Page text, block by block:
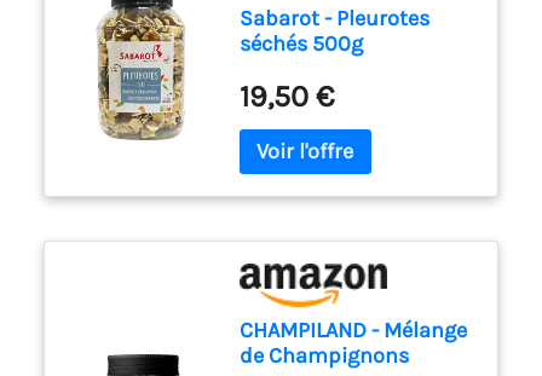
Sabarot - Pleurotes
séchés 500g
19,50 €
CHAMPILAND - Mélange
de Champignons